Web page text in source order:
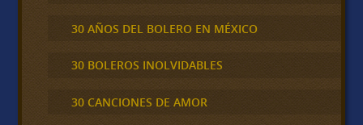
30 AÑOS DEL BOLERO EN MÉXICO
30 BOLEROS INOLVIDABLES
30 CANCIONES DE AMOR